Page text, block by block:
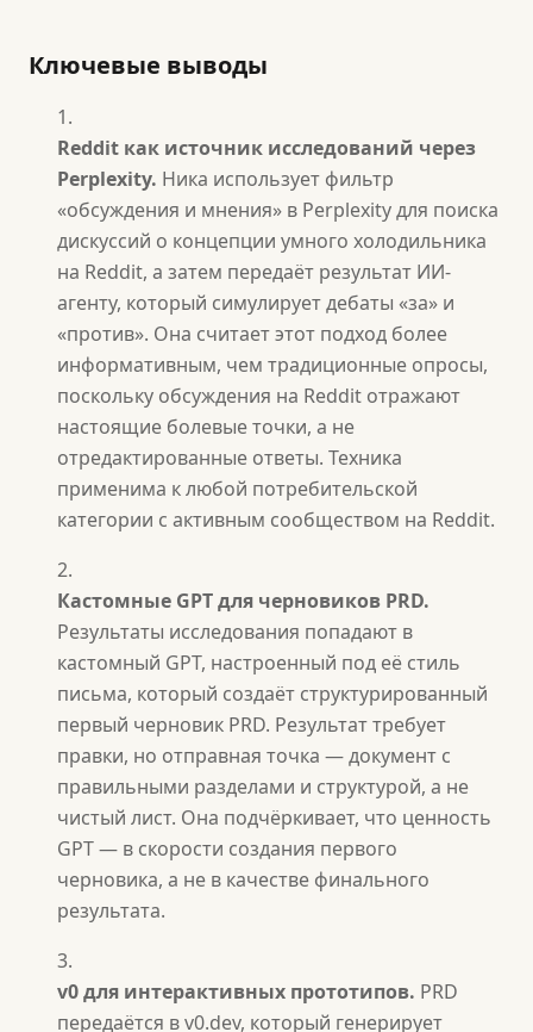
Ключевые выводы
Reddit как источник исследований через
Perplexity. Ника использует фильтр
«обсуждения и мнения» в Perplexity для поиска
дискуссий о концепции умного холодильника
на Reddit, а затем передаёт результат ИИ-
агенту, который симулирует дебаты «за» и
«против». Она считает этот подход более
информативным, чем традиционные опросы,
поскольку обсуждения на Reddit отражают
настоящие болевые точки, а не
отредактированные ответы. Техника
применима к любой потребительской
категории с активным сообществом на Reddit.
Кастомные GPT для черновиков PRD.
Результаты исследования попадают в
кастомный GPT, настроенный под её стиль
письма, который создаёт структурированный
первый черновик PRD. Результат требует
правки, но отправная точка — документ с
правильными разделами и структурой, а не
чистый лист. Она подчёркивает, что ценность
GPT — в скорости создания первого
черновика, а не в качестве финального
результата.
v0 для интерактивных прототипов. PRD
передаётся в v0.dev, который генерирует